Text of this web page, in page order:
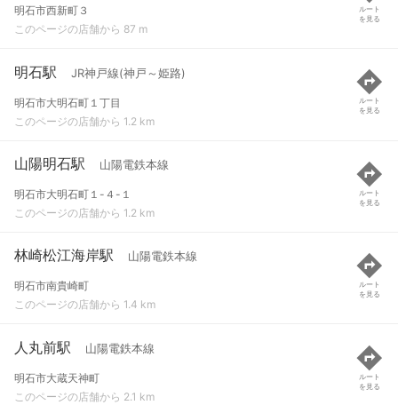
明石市西新町３
このページの店舗から 87 m
ルート
を見る
明石駅 JR神戸線(神戸～姫路)
明石市大明石町１丁目
このページの店舗から 1.2 km
ルート
を見る
山陽明石駅 山陽電鉄本線
明石市大明石町１-４-１
このページの店舗から 1.2 km
ルート
を見る
林崎松江海岸駅 山陽電鉄本線
明石市南貴崎町
このページの店舗から 1.4 km
ルート
を見る
人丸前駅 山陽電鉄本線
明石市大蔵天神町
このページの店舗から 2.1 km
ルート
を見る